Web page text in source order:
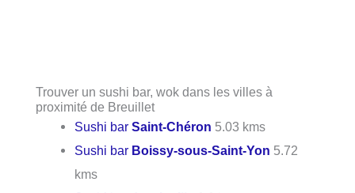
Trouver un sushi bar, wok dans les villes à
proximité de Breuillet
Sushi barSaint-Chéron 5.03 kms
Sushi bar Boissy-sous-Saint-Yon 5.72
kms